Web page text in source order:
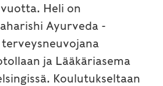
Heli on
Ayurveda -
ja Lääkäriasema
Koulutukseltaan